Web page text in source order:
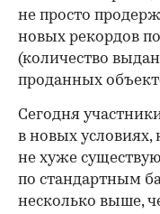
не просто
новых рекордов
(количество
проданных
Сегодня
в новых условиях,
не хуже
по стандартным
несколько выше,